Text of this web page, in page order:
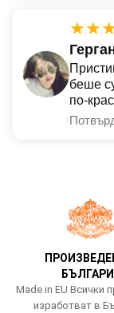
беше
по-
Made in EU Всички
изработват в